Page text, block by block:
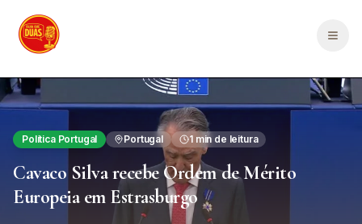
Política Portugal Portugal 1min de leitura
Cavaco Silva recebe Ordem de Mérito
Europeia em Estrasburgo